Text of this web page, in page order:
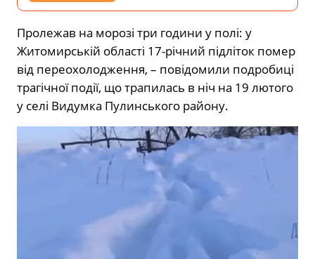
Пролежав на морозі три години у полі: у
Житомирській області 17-річний підліток помер
від переохолодження, – повідомили подробиці
трагічної події, що трапилась в ніч на 19 лютого
у селі Видумка Пулинського району.